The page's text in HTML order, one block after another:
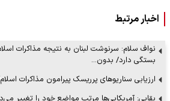
اخبار مرتبط
نواف سلام: سرنوشت لبنان به نتیجه مذاکرات
بستگی دارد/ بدون…
ارزیابی سناریوهای پرریسک پیرامون مذاکرات
بقایی: آمریکایی‌ها مرتب مواضع خود را تغییر